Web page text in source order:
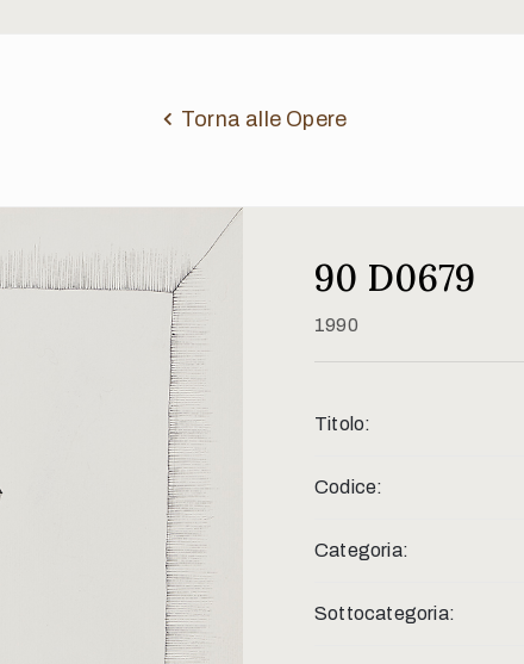
Torna alle Opere
90 D0679
1990
Titolo:
Codice:
Categoria:
Sottocategoria: